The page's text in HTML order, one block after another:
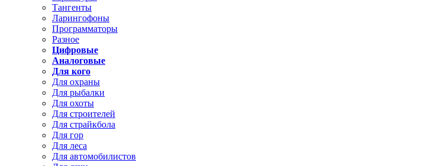
Тангенты
Ларингофоны
Программаторы
Разное
Цифровые
Аналоговые
Для кого
Для охраны
Для рыбалки
Для охоты
Для строителей
Для страйкбола
Для гор
Для леса
Для автомобилистов